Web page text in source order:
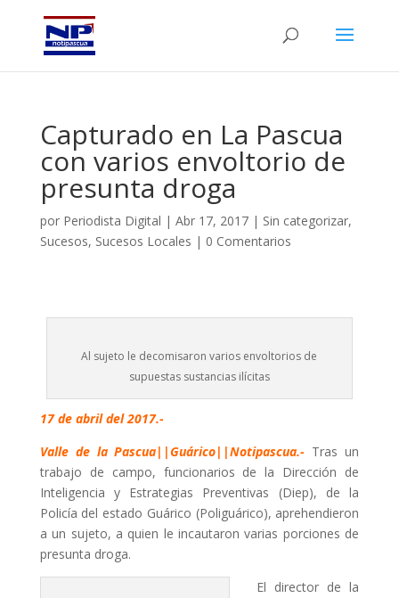
Capturado en La Pascua
con varios envoltorio de
presunta droga
por Periodista Digital | Abr 17, 2017| Sin categorizar,
Sucesos, Sucesos Locales | 0 Comentarios
Al sujeto le decomisaron varios envoltorios de
supuestas sustancias ilícitas
17 de abril del 2017.-
Valle de la Pascua||Guárico||Notipascua.- Tras un
trabajo de campo, funcionarios de la Dirección de
Inteligencia y Estrategias Preventivas (Diep), de la
Policía del estado Guárico (Poliguárico), aprehendieron
a un sujeto, a quien le incautaron varias porciones de
presunta droga.
El director de la